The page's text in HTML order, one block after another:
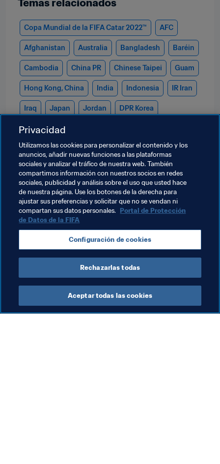
Temas relacionados
Copa Mundial de la FIFA Catar 2022™ AFC
Afghanistan Australia Bangladesh Baréin
Cambodia China PR Chinese Taipei Guam
Hong Kong, China India Indonesia IR Iran
Iraq Japan Jordan DPR Korea
Korea Republic
Lebanon Malaysia Maldives Mongolia
Myanmar Nepal Oman Palestine
Philippines Qatar Saudi Arabia Singapore
Sri Lanka Syria Tajikistan Thailand
Turkmenistan United Arab Emirates
Uzbekistan Vietnam Yemen
Privacidad
Utilizamos las cookies para personalizar el contenido y los
anuncios, añadir nuevas funciones a las plataformas
sociales y analizar el tráfico de nuestra web. También
compartimos información con nuestros socios en redes
sociales, publicidad y análisis sobre el uso que usted hace
de nuestra página. Use los botones de la derecha para
ajustar sus preferencias y solicitar que no se vendan ni
compartan sus datos personales. Portal de Protección
de Datos de la FIFA
Configuración de cookies
Rechazarlas todas
Aceptar todas las cookies